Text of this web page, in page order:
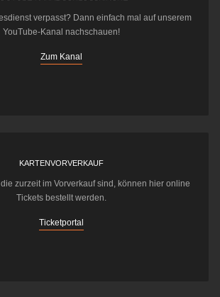
verpasst? Dann einfach mal auf unserem
YouTube-Kanal nachschauen!
Zum Kanal
KARTENVORVERKAUF
zurzeit im Vorverkauf sind, können hier online
Tickets bestellt werden.
Ticketportal